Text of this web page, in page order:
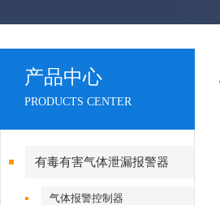
产品中心
PRODUCTS CENTER
有毒有害气体泄漏报警器
气体报警控制器